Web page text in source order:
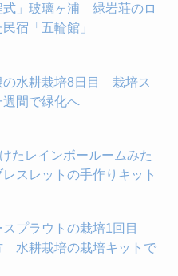
式」玻璃ヶ浦 緑岩荘のロ
宿「五輪館」
の水耕栽培8日目 栽培ス
間で緑化へ
たレインボールームみた
スレットの手作りキット
スプラウトの栽培1回目
水耕栽培の栽培キットで